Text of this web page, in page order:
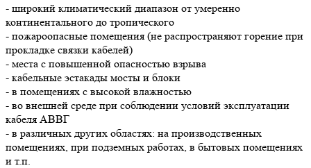
- широкий климатический диапазон от умеренно
континентального до тропического
- пожароопасные помещения (не распространяют горение при
прокладке связки кабелей)
- места с повышенной опасностью взрыва
- кабельные эстакады мосты и блоки
- в помещениях с высокой влажностью
- во внешней среде при соблюдении условий эксплуатации
кабеля АВВГ
- в различных других областях: на производственных
помещениях, при подземных работах, в бытовых помещениях
и т.п.